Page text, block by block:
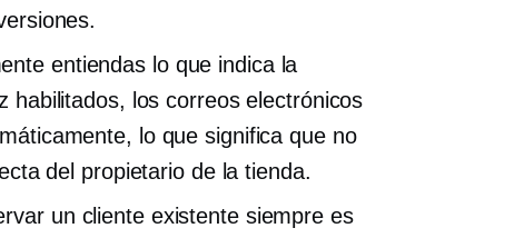
entiendas lo que indica la
habilitados, los correos electrónicos
lo que significa que no
del propietario de la tienda.
un cliente existente siempre es